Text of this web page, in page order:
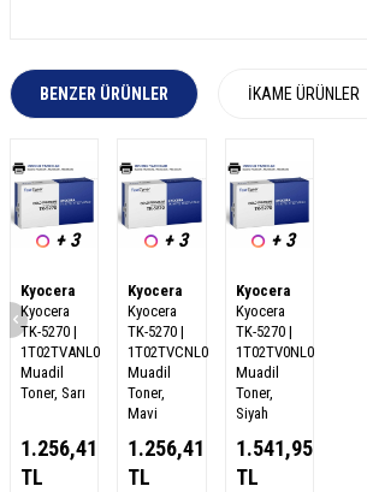
BENZER ÜRÜNLER İKAME ÜRÜNLER
+ 3
Kyocera
Kyocera
TK-5270 |
1T02TVANL0
Muadil
Toner, Sarı
1.256,41
TL
+ 3
Kyocera
Kyocera
TK-5270 |
1T02TVCNL0
Muadil
Toner,
Mavi
1.256,41
TL
+ 3
Kyocera
Kyocera
TK-5270 |
1T02TV0NL0
Muadil
Toner,
Siyah
1.541,95
TL